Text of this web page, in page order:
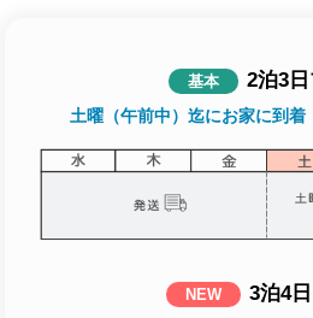
基本 2泊3
土曜（午前中）迄にお家に到
NEW 3泊4